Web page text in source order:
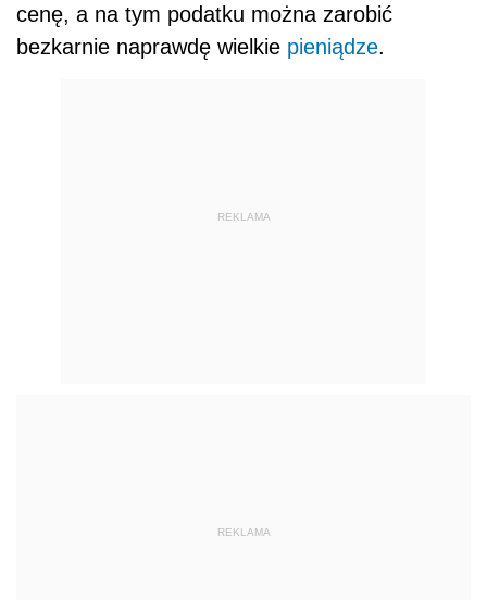
cenę, a na tym podatku można zarobić
bezkarnie naprawdę wielkie pieniądze.
REKLAMA
REKLAMA